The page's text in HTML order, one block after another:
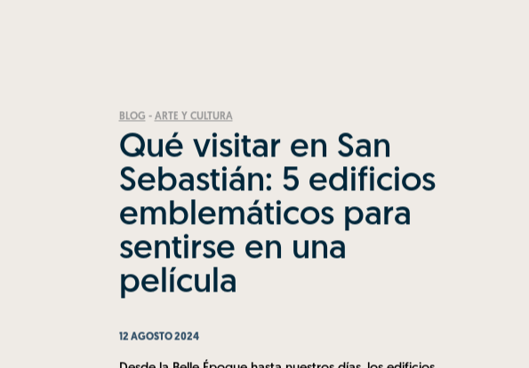
BLOG-ARTE Y CULTURA
Qué visitar en San
Sebastián: 5 edificios
emblemáticos para
sentirse en una
película
12 AGOSTO 2024